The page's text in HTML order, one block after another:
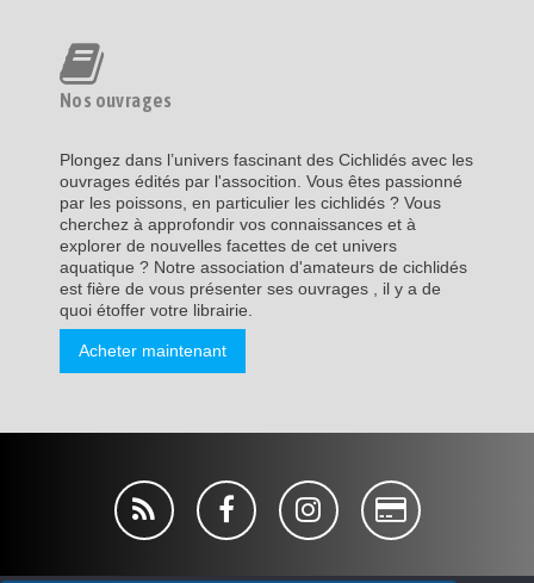
Nos ouvrages
Plongez dans l’univers fascinant des Cichlidés avec les
ouvrages édités par l'assocition. Vous êtes passionné
par les poissons, en particulier les cichlidés ? Vous
cherchez à approfondir vos connaissances et à
explorer de nouvelles facettes de cet univers
aquatique ? Notre association d'amateurs de cichlidés
est fière de vous présenter ses ouvrages , il y a de
quoi étoffer votre librairie.
Acheter maintenant